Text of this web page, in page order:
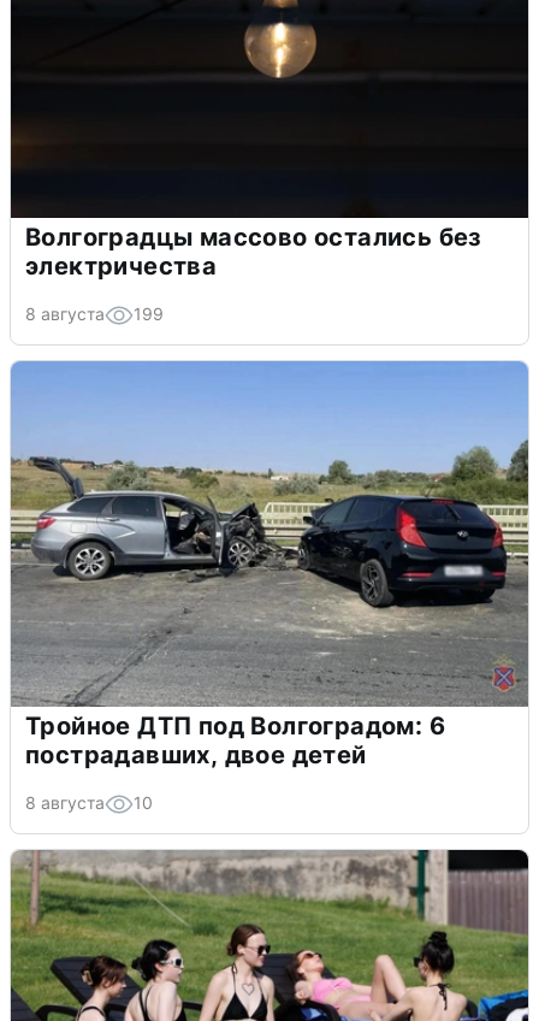
Волгоградцы массово остались без
электричества
8 августа 199
Тройное ДТП под Волгоградом: 6
пострадавших, двое детей
8 августа 10